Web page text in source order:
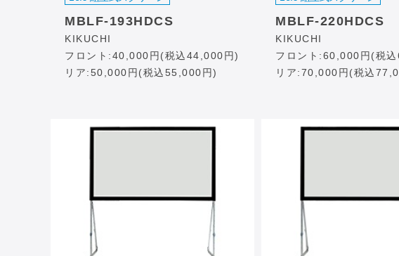
MBLF-193HDCS
KIKUCHI
フロント:40,000円(税込44,000円)
リア:50,000円(税込55,000円)
MBLF-220HDCS
KIKUCHI
フロント:60,000円(税
リア:70,000円(税込